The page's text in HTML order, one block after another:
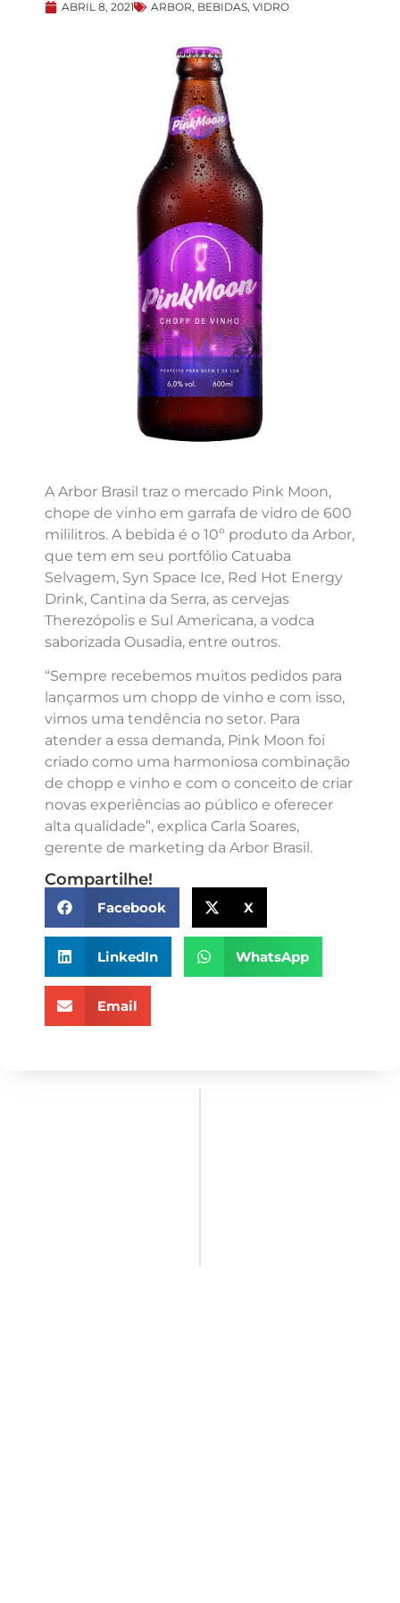
ABRIL 8, 2021 ARBOR, BEBIDAS, VIDRO
A Arbor Brasil traz o mercado Pink Moon,
chope de vinho em garrafa de vidro de 600
mililitros. A bebida é o 10º produto da Arbor,
que tem em seu portfólio Catuaba
Selvagem, Syn Space Ice, Red Hot Energy
Drink, Cantina da Serra, as cervejas
Therezópolis e Sul Americana, a vodca
saborizada Ousadia, entre outros.
“Sempre recebemos muitos pedidos para
lançarmos um chopp de vinho e com isso,
vimos uma tendência no setor. Para
atender a essa demanda, Pink Moon foi
criado como uma harmoniosa combinação
de chopp e vinho e com o conceito de criar
novas experiências ao público e oferecer
alta qualidade”, explica Carla Soares,
gerente de marketing da Arbor Brasil.
Compartilhe!
Facebook X
LinkedIn WhatsApp
Email